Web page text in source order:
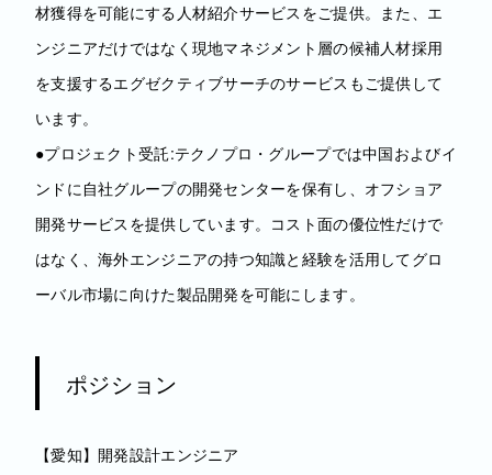
材獲得を可能にする人材紹介サービスをご提供。また、エ
ンジニアだけではなく現地マネジメント層の候補人材採用
を支援するエグゼクティブサーチのサービスもご提供して
います。
●プロジェクト受託:テクノプロ・グループでは中国およびイ
ンドに自社グループの開発センターを保有し、オフショア
開発サービスを提供しています。コスト面の優位性だけで
はなく、海外エンジニアの持つ知識と経験を活用してグロ
ーバル市場に向けた製品開発を可能にします。
ポジション
【愛知】開発設計エンジニア